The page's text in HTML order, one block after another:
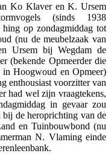
Ko Klaver en K. Ursem
(sinds 1938
op zondagmiddag tot
(nu de meubelzaak van
Ursem bij Wegdam de
(bekende Opmeerder die
in Hoogwoud en Opmeer)
enthousiast voorzitter van
had wel zijn vraagtekens,
in gevaar zou
de heroprichting van de
en Tuinbouwbond (nu
N. Vlaming einde